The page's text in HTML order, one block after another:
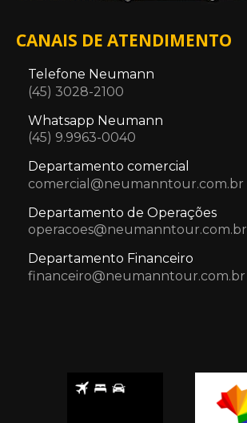
CANAIS DE ATENDIMENTO
Telefone Neumann
(45) 3028-2100
Whatsapp Neumann
(45) 9.9963-0040
Departamento comercial
comercial@neumanntour.com.br
Departamento de Operações
operacoes@neumanntour.com.br
Departamento Financeiro
financeiro@neumanntour.com.br